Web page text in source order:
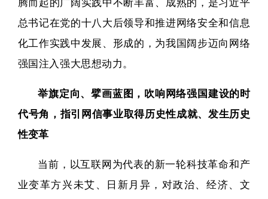
腾而起的广阔实践中不断丰富、成熟的，是习近平
总书记在党的十八大后领导和推进网络安全和信息
化工作实践中发展、形成的，为我国阔步迈向网络
强国注入强大思想动力。
举旗定向、擘画蓝图，吹响网络强国建设的时
代号角，指引网信事业取得历史性成就、发生历史
性变革
当前，以互联网为代表的新一轮科技革命和产
业变革方兴未艾、日新月异，对政治、经济、文